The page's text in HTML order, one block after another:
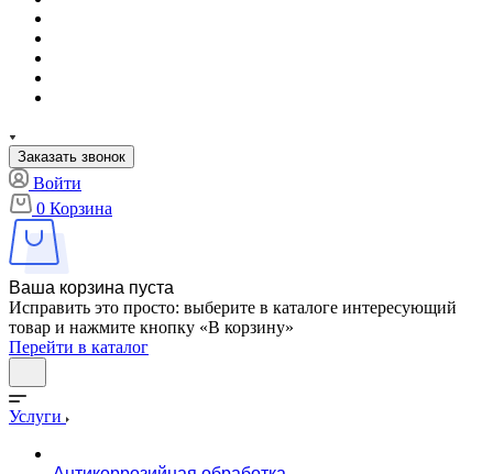
Заказать звонок
Войти
0 Корзина
Ваша корзина пуста
Исправить это просто: выберите в каталоге интересующий
товар и нажмите кнопку «В корзину»
Перейти в каталог
Услуги